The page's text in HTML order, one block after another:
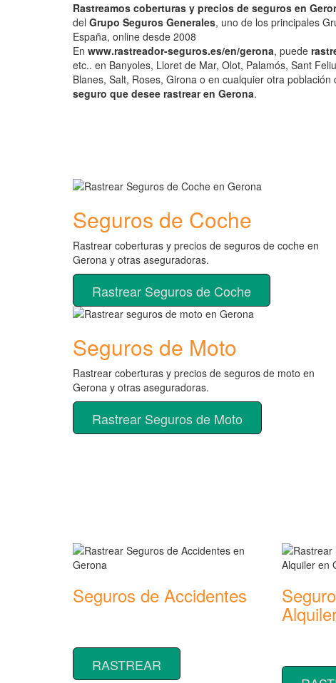
Rastreamos coberturas y precios de seguros en
del Grupo Seguros Generales, uno de los principales
España, online desde 2008
En www.rastreador-seguros.es/en/gerona, puede
etc.. en Banyoles, Lloret de Mar, Olot, Palamós, Sant
Blanes, Salt, Roses, Girona o en cualquier otra
seguro que desee rastrear en Gerona.
Seguros de Coche
Rastrear coberturas y precios de seguros de coche en
Gerona y otras aseguradoras.
Rastrear Seguros de Coche
Seguros de Moto
Rastrear coberturas y precios de seguros de moto en
Gerona y otras aseguradoras.
Rastrear Seguros de Moto
Seguros de Accidentes
RASTREAR